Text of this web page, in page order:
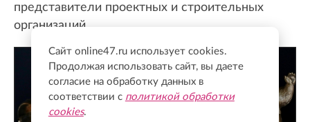
представители проектных и строительных
организаций.
Сайт online47.ru использует cookies.
Продолжая использовать сайт, вы даете
согласие на обработку данных в
соответствии с политикой обработки
cookies.